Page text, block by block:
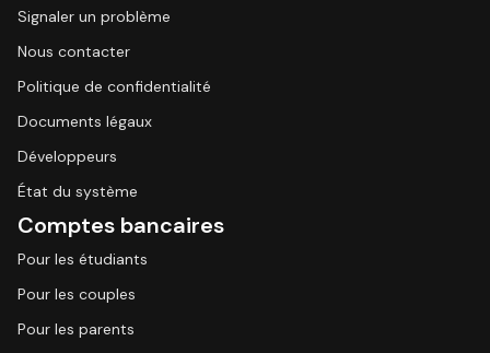
Signaler un problème
Nous contacter
Politique de confidentialité
Documents légaux
Développeurs
État du système
Comptes bancaires
Pour les étudiants
Pour les couples
Pour les parents